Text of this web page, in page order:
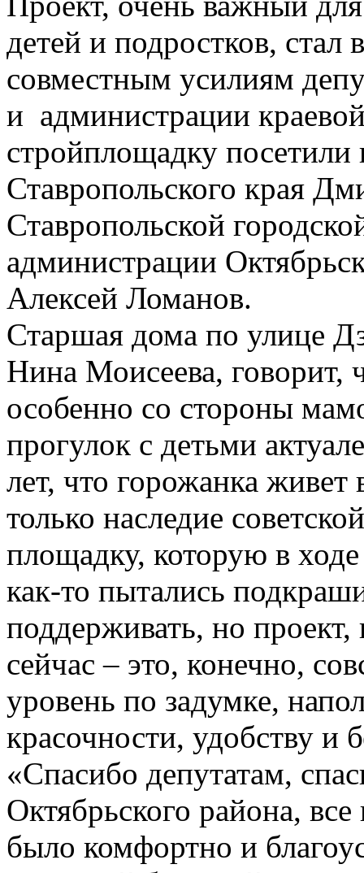
детей и подростков, стал
совместным усилиям
и администрации
стройплощадку
Ставропольского края
Ставропольской
администрации
Алексей Ломанов.
Старшая дома по улице
Нина Моисеева, говорит,
особенно со стороны
прогулок с детьми
лет, что горожанка
только наследие
площадку, которую в
как-то пытались
поддерживать, но
сейчас – это, конечно,
уровень по задумке,
красочности, удобству и
«Спасибо депутатам,
Октябрьского района,
было комфортно и